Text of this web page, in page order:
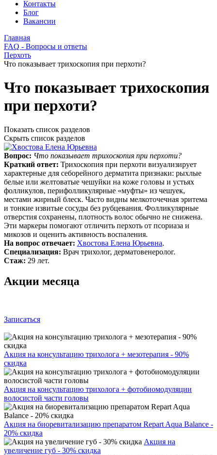
Контакты
Блог
Вакансии
Главная
FAQ - Вопросы и ответы
Перхоть
Что показывает трихоскопия при перхоти?
Что показывает трихоскопия
при перхоти?
Показать список разделов
Скрыть список разделов
Вопрос: Что показывает трихоскопия при перхоти?
Краткий ответ: Трихоскопия при перхоти визуализирует
характерные для себорейного дерматита признаки: рыхлые
белые или желтоватые чешуйки на коже головы и устьях
фолликулов, перифолликулярные «муфты» из чешуек,
местами жирный блеск. Часто видны мелкоточечная эритема
и тонкие извитые сосуды без рубцевания. Фолликулярные
отверстия сохранены, плотность волос обычно не снижена.
Эти маркеры помогают отличить перхоть от псориаза и
микозов и оценить активность воспаления.
На вопрос отвечает: Хвостова Елена Юрьевна.
Специализация: Врач трихолог, дерматовенеролог.
Стаж: 29 лет.
Акции месяца
Записаться
Акция на консультацию трихолога + мезотерапия - 90%
скидка
Акция на консультацию трихолога + фотобиомодуляции
волосистой части головы
Акция на биоревитализацию препаратом Repart Aqua Balance -
20% скидка
Акция на
увеличение губ - 30% скидка